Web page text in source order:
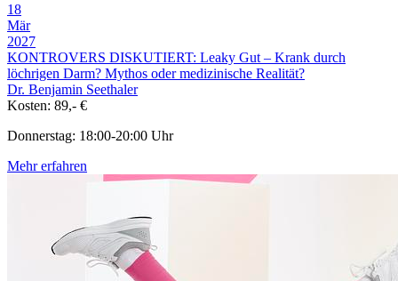
18
Mär
2027
KONTROVERS DISKUTIERT: Leaky Gut – Krank durch
löchrigen Darm? Mythos oder medizinische Realität?
Dr. Benjamin Seethaler
Kosten: 89,- €
Donnerstag: 18:00-20:00 Uhr
Mehr erfahren